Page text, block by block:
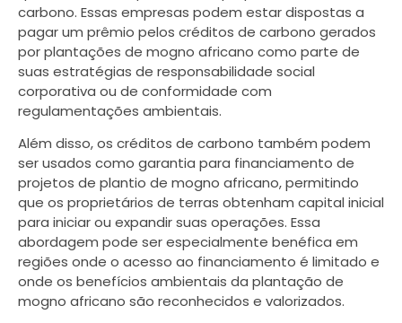
carbono. Essas empresas podem estar dispostas a
pagar um prêmio pelos créditos de carbono gerados
por plantações de mogno africano como parte de
suas estratégias de responsabilidade social
corporativa ou de conformidade com
regulamentações ambientais.
Além disso, os créditos de carbono também podem
ser usados como garantia para financiamento de
projetos de plantio de mogno africano, permitindo
que os proprietários de terras obtenham capital inicial
para iniciar ou expandir suas operações. Essa
abordagem pode ser especialmente benéfica em
regiões onde o acesso ao financiamento é limitado e
onde os benefícios ambientais da plantação de
mogno africano são reconhecidos e valorizados.